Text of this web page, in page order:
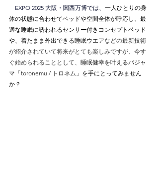
EXPO 2025 大阪・関西万博では、 一人ひとりの身
体の状態に合わせてベッドや空間全体が呼応し、最
適な睡眠に誘われるセンサー付きコンセプトベッド
や、 着たまま外出できる睡眠ウエアなどの最新技術
が紹介されていて将来がとても楽しみですが、今す
ぐ始められることとして、 睡眠健幸を叶えるパジャ
マ 「toronemu / トロネム」を手にとってみません
か？